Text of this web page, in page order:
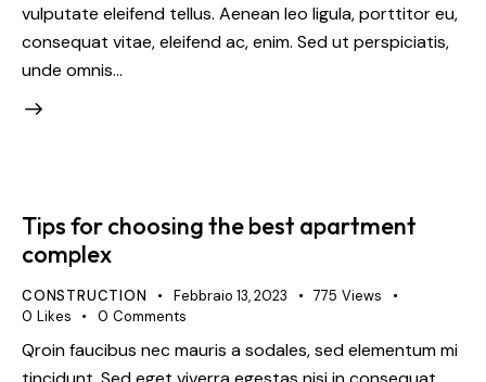
vulputate eleifend tellus. Aenean leo ligula, porttitor eu,
consequat vitae, eleifend ac, enim. Sed ut perspiciatis,
unde omnis…
Tips for choosing the best apartment
complex
CONSTRUCTION Febbraio 13, 2023 775 Views
0 Likes 0 Comments
Qroin faucibus nec mauris a sodales, sed elementum mi